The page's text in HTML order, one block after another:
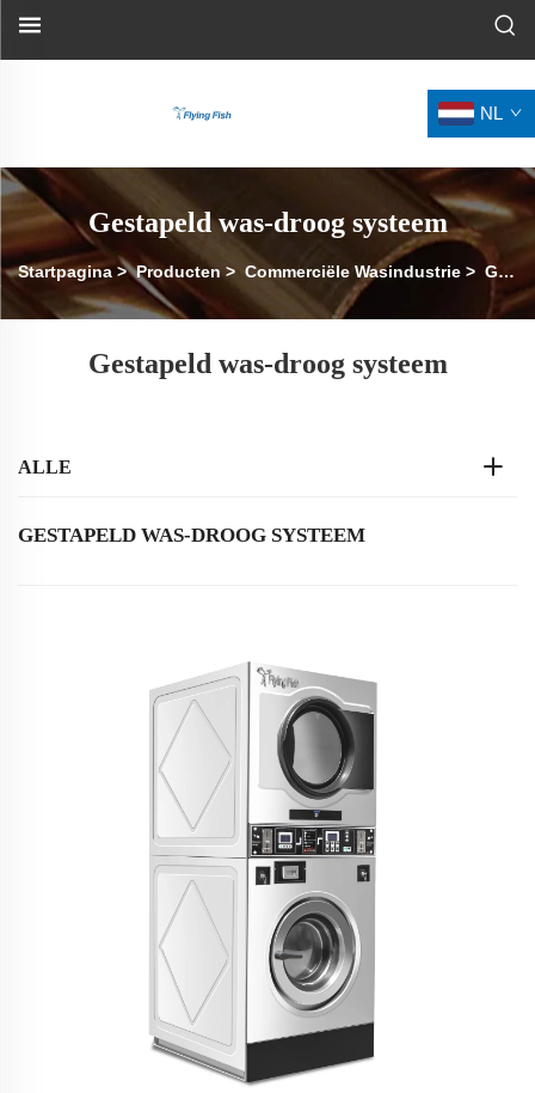
NL
Gestapeld was-droog systeem
Startpagina>Producten > Commerciële Wasindustrie > Gestapelde Wasdroger
Gestapeld was-droog systeem
ALLE
GESTAPELD WAS-DROOG SYSTEEM